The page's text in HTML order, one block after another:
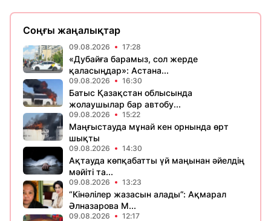
Соңғы жаңалықтар
09.08.2026 17:28
«Дубайға барамыз, сол жерде
қаласыңдар»: Астана...
09.08.2026 16:30
Батыс Қазақстан облысында
жолаушылар бар автобу...
09.08.2026 15:22
Маңғыстауда мұнай кен орнында өрт
шықты
09.08.2026 14:30
Ақтауда көпқабатты үй маңынан әйелдің
мәйіті та...
09.08.2026 13:23
“Кінәлілер жазасын алады”: Ақмарал
Әлназарова М...
09.08.2026 12:17